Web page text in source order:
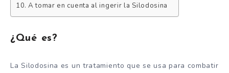
A tomar en cuenta al ingerir la Silodosina
¿Qué es?
La Silodosina es un tratamiento que se usa para combatir